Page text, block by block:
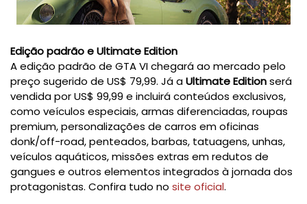
Edição padrão e Ultimate Edition
A edição padrão de GTA VI chegará ao mercado pelo
preço sugerido de US$ 79,99. Já aUltimate Editionserá
vendida por US$ 99,99 e incluirá conteúdos exclusivos,
como veículos especiais, armas diferenciadas, roupas
premium, personalizações de carros em oficinas
donk/off-road, penteados, barbas, tatuagens, unhas,
veículos aquáticos, missões extras em redutos de
gangues e outros elementos integrados à jornada dos
protagonistas. Confira tudo no site oficial.